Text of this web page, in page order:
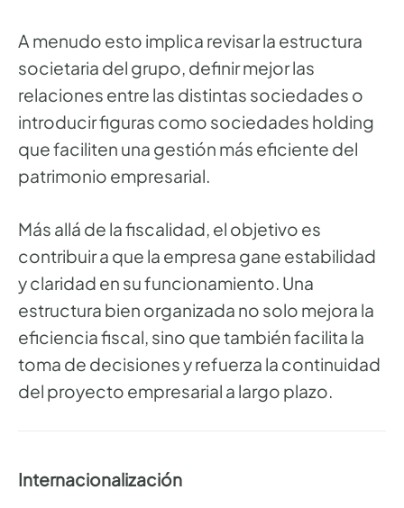
A menudo esto implica revisar la estructura
societaria del grupo, definir mejor las
relaciones entre las distintas sociedades o
introducir figuras como sociedades holding
que faciliten una gestión más eficiente del
patrimonio empresarial.
Más allá de la fiscalidad, el objetivo es
contribuir a que la empresa gane estabilidad
y claridad en su funcionamiento. Una
estructura bien organizada no solo mejora la
eficiencia fiscal, sino que también facilita la
toma de decisiones y refuerza la continuidad
del proyecto empresarial a largo plazo.
Internacionalización